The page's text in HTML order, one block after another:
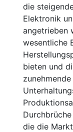
die
Elektronik
angetrieben
wesentliche
bieten und
die die